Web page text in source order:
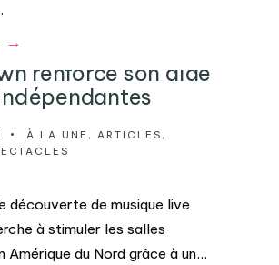
→
renforce son aide
• À LA UNE , ARTICLES ,
découverte de musique live
à stimuler les salles
Amérique du Nord grâce à un...